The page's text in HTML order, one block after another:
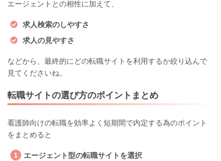
エージェントとの相性に加えて、
求人検索のしやすさ
求人の見やすさ
などから、最終的にどの転職サイトを利用するか絞り込んで
見てくださいね。
転職サイトの選び方のポイントまとめ
看護師向けの転職を効率よく短期間で内定する為のポイント
をまとめると
エージェント型の転職サイトを選択